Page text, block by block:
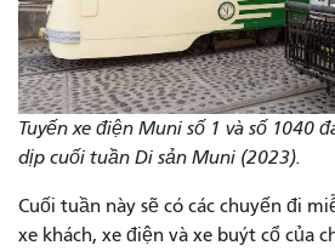
Tuyến xe điện Muni số 1 và số 1040
dịp cuối tuần Di sản Muni (2023).
Cuối tuần này sẽ có các chuyến đi
xe khách, xe điện và xe buýt cổ của